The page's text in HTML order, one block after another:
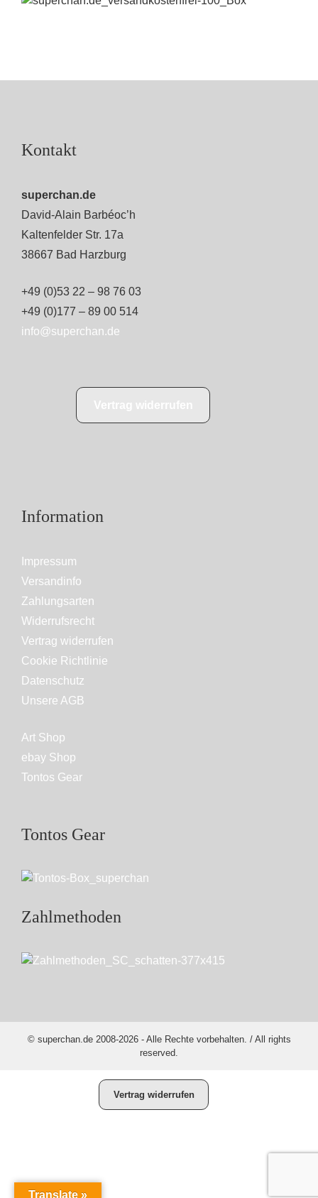
Kontakt
superchan.de
David-Alain Barbéoc’h
Kaltenfelder Str. 17a
38667 Bad Harzburg
+49 (0)53 22 – 98 76 03
+49 (0)177 – 89 00 514
info@superchan.de
Information
Impressum
Versandinfo
Zahlungsarten
Widerrufsrecht
Vertrag widerrufen
Cookie Richtlinie
Datenschutz
Unsere AGB
Art Shop
ebay Shop
Tontos Gear
Tontos Gear
Zahlmethoden
© superchan.de 2008-2026 - Alle Rechte vorbehalten. / All rights
reserved.
Vertrag widerrufen
Translate »